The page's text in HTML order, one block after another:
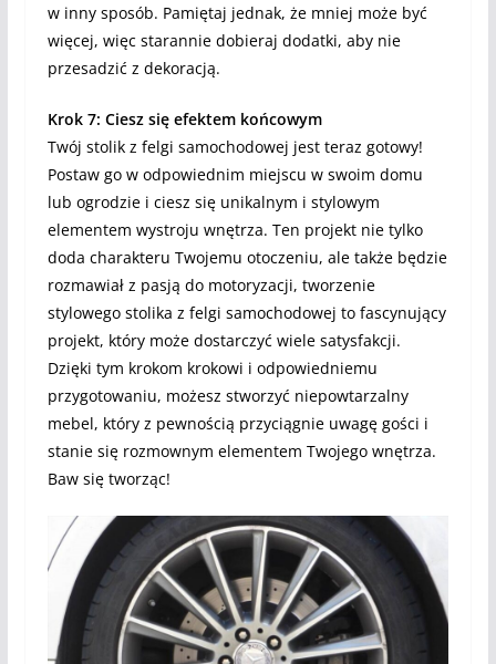
w inny sposób. Pamiętaj jednak, że mniej może być
więcej, więc starannie dobieraj dodatki, aby nie
przesadzić z dekoracją.
Krok 7: Ciesz się efektem końcowym
Twój stolik z felgi samochodowej jest teraz gotowy!
Postaw go w odpowiednim miejscu w swoim domu
lub ogrodzie i ciesz się unikalnym i stylowym
elementem wystroju wnętrza. Ten projekt nie tylko
doda charakteru Twojemu otoczeniu, ale także będzie
rozmawiał z pasją do motoryzacji, tworzenie
stylowego stolika z felgi samochodowej to fascynujący
projekt, który może dostarczyć wiele satysfakcji.
Dzięki tym krokom krokowi i odpowiedniemu
przygotowaniu, możesz stworzyć niepowtarzalny
mebel, który z pewnością przyciągnie uwagę gości i
stanie się rozmownym elementem Twojego wnętrza.
Baw się tworząc!